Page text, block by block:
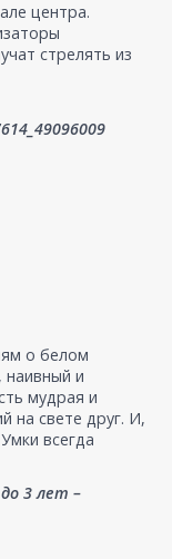
центра.
стрелять из
о белом
и
мудрая и
на свете друг. И,
всегда
3 лет –